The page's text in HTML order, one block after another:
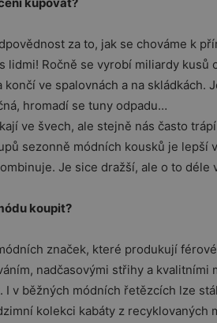
za to, jak se chováme k
lidmi! Ročně se vyrobí miliardy
končí ve spalovnách a na skládkách.
hromadí se tuny odpadu…
ve švech, ale stejně nás často
sezonně módních kousků je lepší
Je sice dražší, ale o to déle
koupit?
značek, které produkují
nadčasovými střihy a kvalitními
I v běžných módních řetězcích lze
kolekci kabáty z recyklovaných